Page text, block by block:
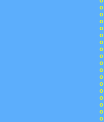
o
o
o
o
o
o
o
o
o
o
o
o
o
o
o
o
o